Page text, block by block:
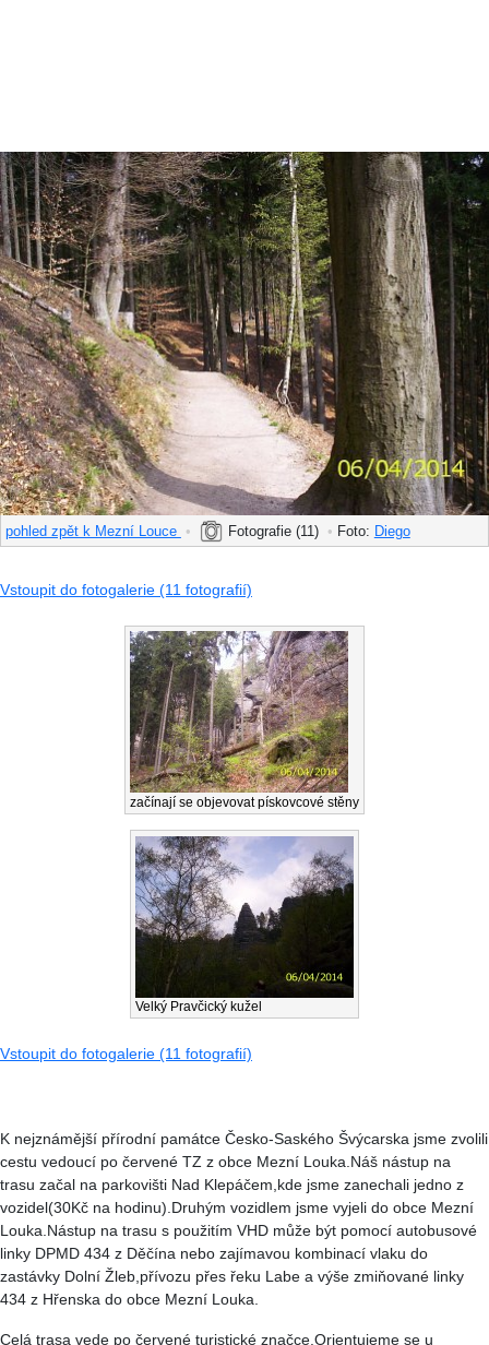
pohled zpět k Mezní Louce • Fotografie (11) • Foto: Diego
Vstoupit do fotogalerie (11 fotografií)
začínají se objevovat pískovcové stěny
Velký Pravčický kužel
Vstoupit do fotogalerie (11 fotografií)
K nejznámější přírodní památce Česko-Saského Švýcarska jsme zvolili
cestu vedoucí po červené TZ z obce Mezní Louka.Náš nástup na
trasu začal na parkovišti Nad Klepáčem,kde jsme zanechali jedno z
vozidel(30Kč na hodinu).Druhým vozidlem jsme vyjeli do obce Mezní
Louka.Nástup na trasu s použitím VHD může být pomocí autobusové
linky DPMD 434 z Děčína nebo zajímavou kombinací vlaku do
zastávky Dolní Žleb,přívozu přes řeku Labe a výše zmiňované linky
434 z Hřenska do obce Mezní Louka.
Celá trasa vede po červené turistické značce.Orientujeme se u